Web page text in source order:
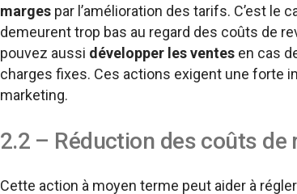
margespar l’amélioration des tarifs. C’est le
demeurent trop bas au regard des coûts de
pouvez aussi développer les ventesen cas
charges fixes. Ces actions exigent une forte
marketing.
2.2 – Réduction des coûts
Cette action à moyen terme peut aider à